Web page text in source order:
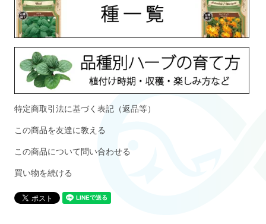
特定商取引法に基づく表記（返品等）
この商品を友達に教える
この商品について問い合わせる
買い物を続ける